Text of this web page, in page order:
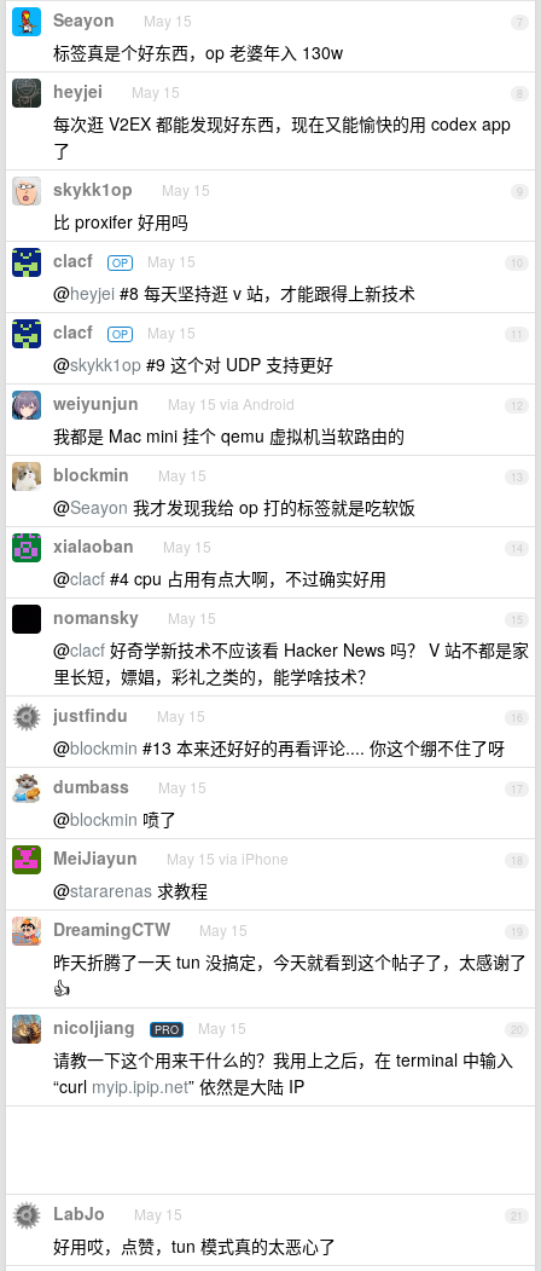
7
Seayon May 15
标签真是个好东西，op 老婆年入 130w
8
heyjei May 15
每次逛 V2EX 都能发现好东西，现在又能愉快的用 codex app
了
9
skykk1op May 15
比 proxifer 好用吗
10
clacf OP May 15
@heyjei #8 每天坚持逛 v 站，才能跟得上新技术
11
clacf OP May 15
@skykk1op #9 这个对 UDP 支持更好
12
weiyunjun May 15 via Android
我都是 Mac mini 挂个 qemu 虚拟机当软路由的
13
blockmin May 15
@Seayon 我才发现我给 op 打的标签就是吃软饭
14
xialaoban May 15
@clacf #4 cpu 占用有点大啊，不过确实好用
15
nomansky May 15
@clacf 好奇学新技术不应该看 Hacker News 吗？ V 站不都是家
里长短，嫖娼，彩礼之类的，能学啥技术？
16
justfindu May 15
@blockmin #13 本来还好好的再看评论.... 你这个绷不住了呀
17
dumbass May 15
@blockmin 喷了
18
MeiJiayun May 15 via iPhone
@stararenas 求教程
19
DreamingCTW May 15
昨天折腾了一天 tun 没搞定，今天就看到这个帖子了，太感谢了
👍
20
nicoljiang PRO May 15
请教一下这个用来干什么的？我用上之后，在 terminal 中输入
“curl myip.ipip.net” 依然是大陆 IP
21
LabJo May 15
好用哎，点赞，tun 模式真的太恶心了